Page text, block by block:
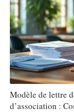
Modèle de lettre
d’association :